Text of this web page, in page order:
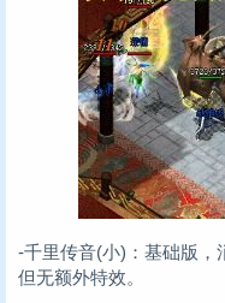
-千里传音(小)：基础版，
但无额外特效。